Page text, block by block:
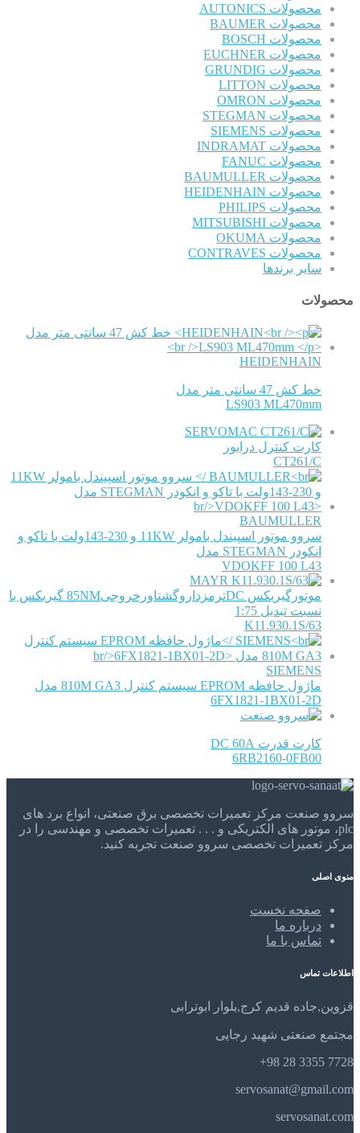
محصولات AUTONICS
محصولات BAUMER
محصولات BOSCH
محصولات EUCHNER
محصولات GRUNDIG
محصولات LITTON
محصولات OMRON
محصولات STEGMAN
محصولات SIEMENS
محصولات INDRAMAT
محصولات FANUC
محصولات BAUMULLER
محصولات HEIDENHAIN
محصولات PHILIPS
محصولات MITSUBISHI
محصولات OKUMA
محصولات CONTRAVES
سایر برندها
محصولات
HEIDENHAIN
خط کش 47 سانتی متر مدل
LS903 ML470mm
SERVOMAC
کارت کنترل درایور
CT261/C
BAUMULLER
سروو موتور اسپیندل بامولر 11KW و 230-143ولت با تاکو و
انکودر STEGMAN مدل
VDOKFF 100 L43
MAYR
موتورگیربکس DCترمزداروگشتاورخروجی85NM گیربکس با
نسبت تبدیل 1:75
63/K11.930.1S
SIEMENS
ماژول حافظه EPROM سیستم کنترل 810M GA3 مدل
6FX1821-1BX01-2D
کارت قدرت DC 60A
6RB2160-0FB00
سروو صنعت مرکز تعمیرات تخصصی برق صنعتی، انواع برد های
plc، موتور های الکتریکی و . . . تعمیرات تخصصی و مهندسی را در
مرکز تعمیرات تخصصی سروو صنعت تجربه کنید.
منوی اصلی
صفحه نخست
درباره ما
تماس با ما
اطلاعات تماس
قزوین,جاده قدیم کرج,بلوار ابوترابی
مجتمع صنعتی شهید رجایی
7728 3355 28 98+
servosanat@gmail.com
servosanat.com